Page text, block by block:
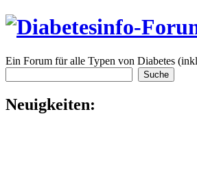
Ein Forum für alle Typen von Diabetes
Neuigkeiten: